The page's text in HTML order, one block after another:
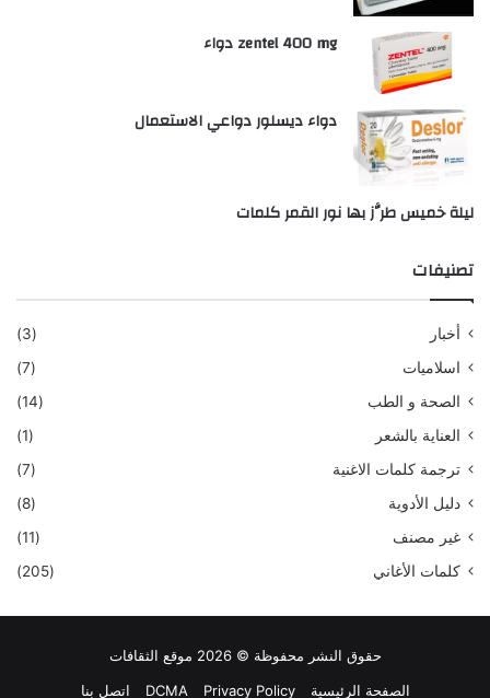
zentel 400 mg دواء
دواء ديسلور دواعي الاستعمال
ليلة خميس طرَّز بها نور القمر كلمات
تصنيفات
أخبار
(3)
اسلاميات
(7)
الصحة و الطب
(14)
العناية بالشعر
(1)
ترجمة كلمات الاغنية
(7)
دليل الأدوية
(8)
غير مصنف
(11)
كلمات الأغاني
(205)
حقوق النشر محفوظة © 2026 موقع الثقافات
الصفحة الرئيسية
Privacy Policy
DCMA اتصل بنا